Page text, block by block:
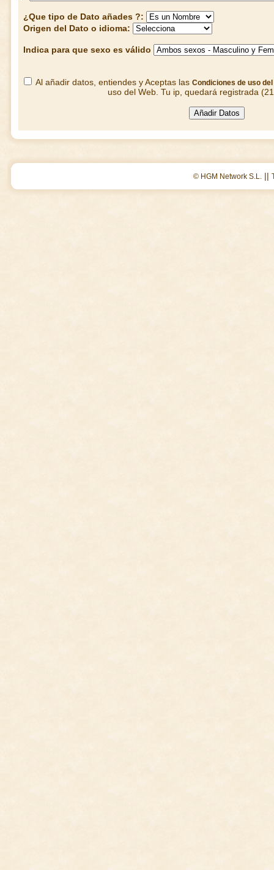
¿Que tipo de Dato añades ?:
Origen del Dato o idioma:
Indica para que sexo es válido
Al añadir datos, entiendes y Aceptas las Condiciones de uso del
uso del Web. Tu ip, quedará registrada
© HGM Network S.L. ||